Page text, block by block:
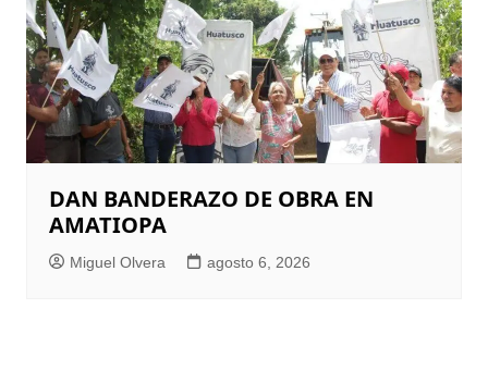
DAN BANDERAZO DE OBRA EN
AMATIOPA
Miguel Olvera agosto 6, 2026